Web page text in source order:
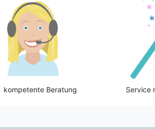
kompetente Beratung Service